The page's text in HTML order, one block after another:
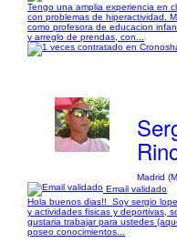
Tengo una amplia experiencia en
con problemas de hiperactividad.
como profesora de educacion
y arreglo de prendas, con...
Madrid
Email validado
Hola buenos dias!! Soy sergio
y actividades fisicas y deportivas,
gustaria trabajar para ustedes
poseo conocimientos...